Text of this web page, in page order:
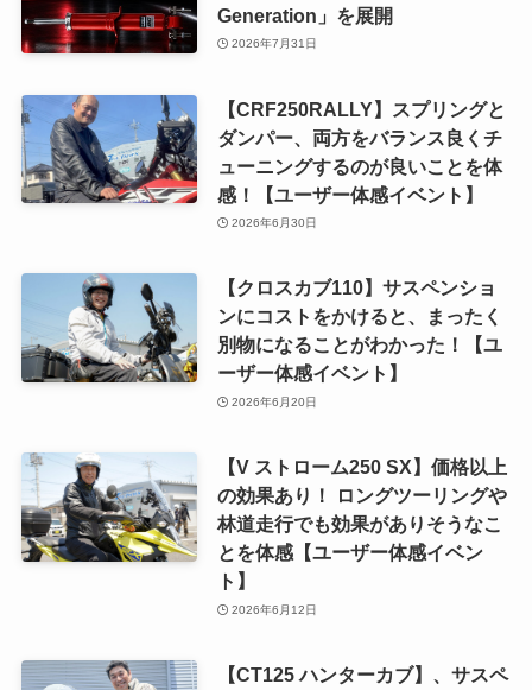
Generation」を展開
2026年7月31日
【CRF250RALLY】スプリングと
ダンパー、両方をバランス良くチ
ューニングするのが良いことを体
感！【ユーザー体感イベント】
2026年6月30日
【クロスカブ110】サスペンショ
ンにコストをかけると、まったく
別物になることがわかった！【ユ
ーザー体感イベント】
2026年6月20日
【V ストローム250 SX】価格以上
の効果あり！ ロングツーリングや
林道走行でも効果がありそうなこ
とを体感【ユーザー体感イベン
ト】
2026年6月12日
【CT125 ハンターカブ】、サスペ